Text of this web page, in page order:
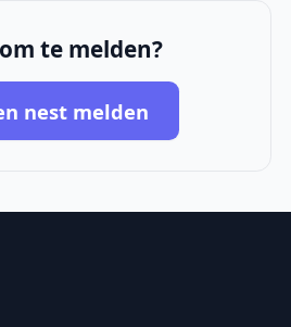
te melden?
nest melden